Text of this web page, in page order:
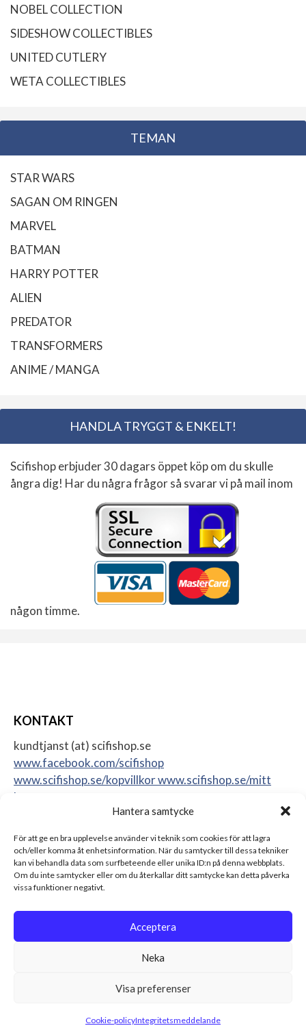
Hantera samtycke
För att ge en bra upplevelse använder vi teknik som cookies för att lagra
och/eller komma åt enhetsinformation. När du samtycker till dessa tekniker
kan vi behandla data som surfbeteende eller unika ID:n på denna webbplats.
Om du inte samtycker eller om du återkallar ditt samtycke kan detta påverka
vissa funktioner negativt.
Acceptera
Neka
Visa preferenser
Cookie-policyIntegritetsmeddelande
NOBEL COLLECTION
SIDESHOW COLLECTIBLES
UNITED CUTLERY
WETA COLLECTIBLES
TEMAN
STAR WARS
SAGAN OM RINGEN
MARVEL
BATMAN
HARRY POTTER
ALIEN
PREDATOR
TRANSFORMERS
ANIME / MANGA
HANDLA TRYGGT & ENKELT!
Scifishop erbjuder 30 dagars öppet köp om du skulle
ångra dig! Har du några frågor så svarar vi på mail inom
någon timme.
KONTAKT
kundtjanst (at) scifishop.se
www.facebook.com/scifishop
www.scifishop.se/kopvillkorwww.scifishop.se/mitt
konto
Sweden
leksaker Alla rättigheter reserverade.